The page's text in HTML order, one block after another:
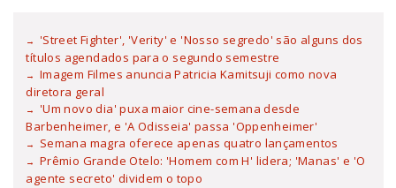
'Street Fighter', 'Verity' e 'Nosso segredo' são alguns dos
títulos agendados para o segundo semestre
Imagem Filmes anuncia Patricia Kamitsuji como nova
diretora geral
'Um novo dia' puxa maior cine-semana desde
Barbenheimer, e 'A Odisseia' passa 'Oppenheimer'
Semana magra oferece apenas quatro lançamentos
Prêmio Grande Otelo: 'Homem com H' lidera; 'Manas' e 'O
agente secreto' dividem o topo